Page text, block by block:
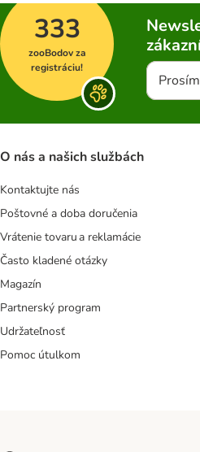
333
zooBodov za
registráciu!
O nás a našich službách
Kontaktujte nás
Poštovné a doba doručenia
Vrátenie tovaru a reklamácie
Často kladené otázky
Magazín
Partnerský program
Udržateľnosť
Pomoc útulkom